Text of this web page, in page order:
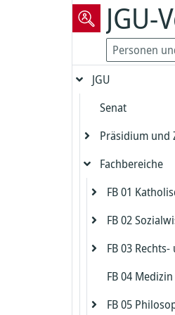
JGU-
JGU
Senat
Präsidium und
Präsident
Biologische
Fachbereiche
FB 01
Dekanat
Katholische
Dekanat
FB 02
Dekanat FB
Zentrales
Institut für
FB 03
Dekanat FB 03
Studienbüro
FB 04 Medizin
FB 05